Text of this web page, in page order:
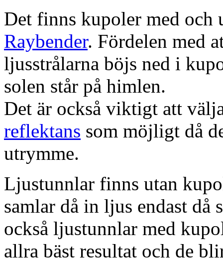
Det finns kupoler med och
Raybender. Fördelen med
ljusstrålarna böjs ned i
solen står på himlen.
Det är också viktigt att
reflektans som möjligt då
utrymme.
Ljustunnlar finns utan
samlar då in ljus endast då
också ljustunnlar med
allra bäst resultat och de